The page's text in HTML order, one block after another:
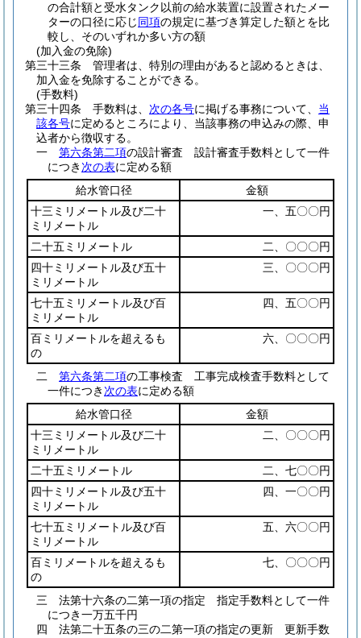
の合計額と受水タンク以前の給水装置に設置されたメー
ターの口径に応じ同項の規定に基づき算定した額とを比
較し、そのいずれか多い方の額
(加入金の免除)
第三十三条
管理者は、特別の理由があると認めるときは、
加入金を免除することができる。
(手数料)
第三十四条
手数料は、 次の各号に掲げる事務について、 当
該各号に定めるところにより、当該事務の申込みの際、申
込者から徴収する。
一
第六条第二項の設計審査 設計審査手数料として一件
につき 次の表に定める額
給水管口径
金額
十三ミリメートル及び二十
ミリメートル
一、五〇〇円
二十五ミリメートル
二、〇〇〇円
四十ミリメートル及び五十
ミリメートル
三、〇〇〇円
七十五ミリメートル及び百
ミリメートル
四、五〇〇円
百ミリメートルを超えるも
の
六、〇〇〇円
二 第六条第二項の工事検査 工事完成検査手数料として
一件につき 次の表に定める額
給水管口径
金額
十三ミリメートル及び二十
ミリメートル
二、〇〇〇円
二十五ミリメートル
二、七〇〇円
四十ミリメートル及び五十
ミリメートル
四、一〇〇円
七十五ミリメートル及び百
ミリメートル
五、六〇〇円
百ミリメートルを超えるも
の
七、〇〇〇円
三
法第十六条の二第一項の指定 指定手数料として一件
につき一万五千円
四
法第二十五条の三の二第一項の指定の更新 更新手数